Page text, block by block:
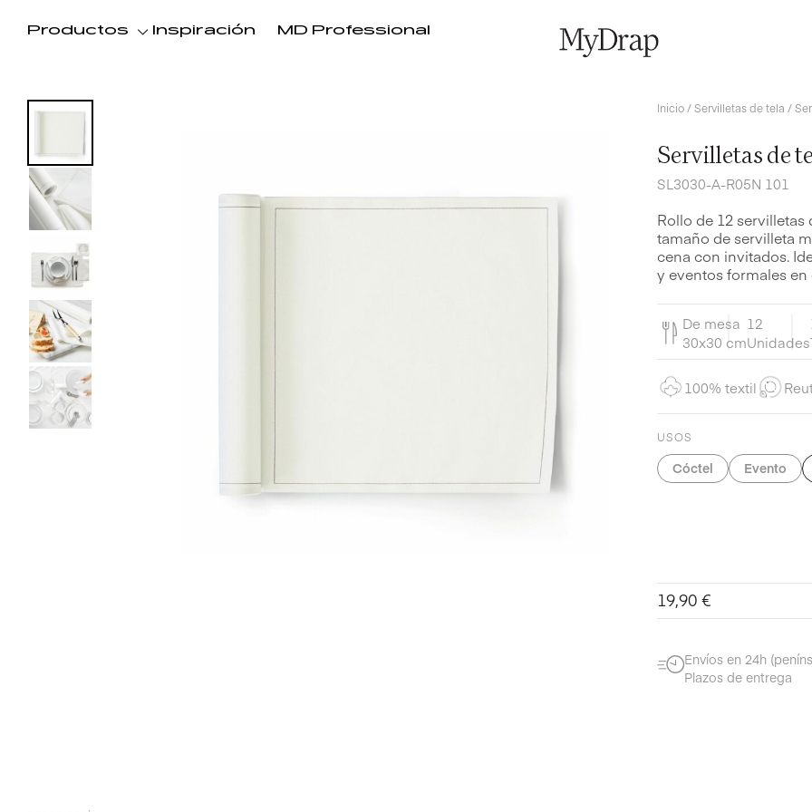
Productos Inspiración MD Professional
Inicio/Servilletas de tela /
Servilletas de
SL3030-A-R05N 101
Rollo de 12 servilletas
tamaño de servilleta
cena con invitados.
y eventos formales en
De mesa
30x30 cm
12
Unidades
100% textil
USOS
Cóctel Evento
19,90 €
Envíos en 24h
Plazos de entrega